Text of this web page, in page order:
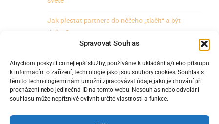
Spravovat Souhlas
Abychom poskytli co nejlepší služby, používáme k ukládání a/nebo přístupu
k informacím o zařízení, technologie jako jsou soubory cookies. Souhlas s
těmito technologiemi nám umožní zpracovávat údaje, jako je chování při
procházení nebo jedinečná ID na tomto webu. Nesouhlas nebo odvolání
souhlasu může nepříznivě ovlivnit určité vlastnosti a funkce.
Jak přestat partnera do něčeho „tlačit“ a být
tlačen?
Všeobecné obchodní podmínky Zásady cookies a GDPR